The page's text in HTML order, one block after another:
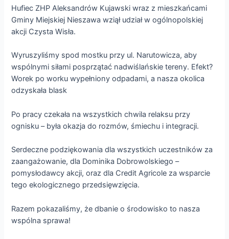
Hufiec ZHP Aleksandrów Kujawski wraz z mieszkańcami
Gminy Miejskiej Nieszawa wziął udział w ogólnopolskiej
akcji Czysta Wisła.
Wyruszyliśmy spod mostku przy ul. Narutowicza, aby
wspólnymi siłami posprzątać nadwiślańskie tereny. Efekt?
Worek po worku wypełniony odpadami, a nasza okolica
odzyskała blask
Po pracy czekała na wszystkich chwila relaksu przy
ognisku – była okazja do rozmów, śmiechu i integracji.
Serdeczne podziękowania dla wszystkich uczestników za
zaangażowanie, dla Dominika Dobrowolskiego –
pomysłodawcy akcji, oraz dla Credit Agricole za wsparcie
tego ekologicznego przedsięwzięcia.
Razem pokazaliśmy, że dbanie o środowisko to nasza
wspólna sprawa!